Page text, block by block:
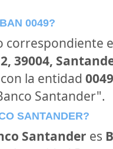
0049?
correspondiente
39004,
la entidad 0049
Santander".
SANTANDER?
Santander es